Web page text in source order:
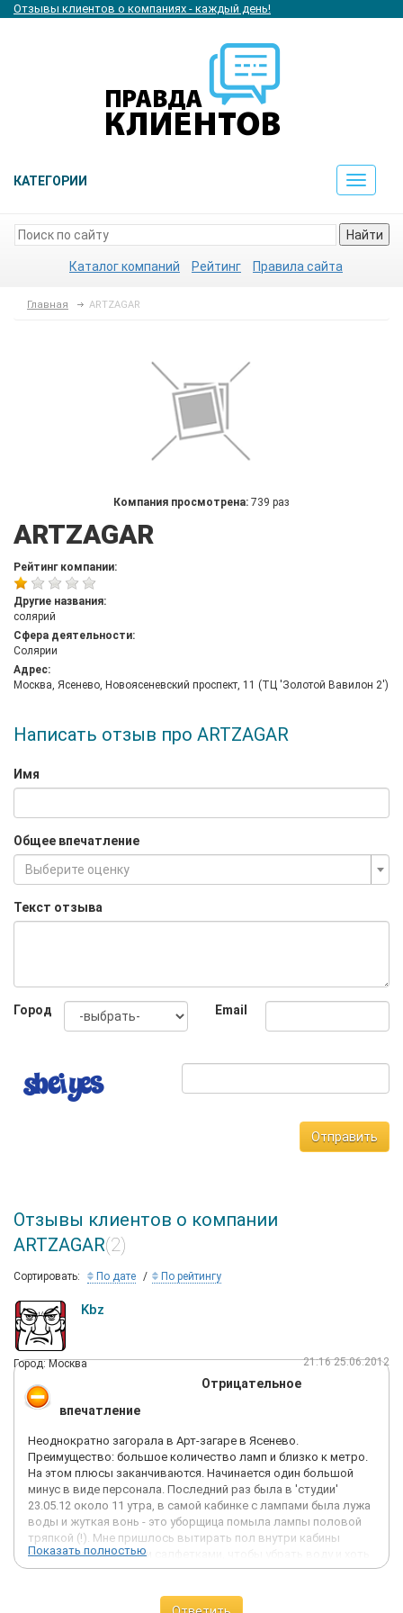
Отзывы клиентов о компаниях - каждый день!
КАТЕГОРИИ
Toggle
Найти
Каталог компаний Рейтинг Правила сайта
Главная ARTZAGAR
Компания просмотрена: 739 раз
ARTZAGAR
Рейтинг компании:
Другие названия:
солярий
Сфера деятельности:
Солярии
Адрес:
Москва, Ясенево, Новоясеневский проспект, 11 (ТЦ 'Золотой Вавилон 2')
Написать отзыв про ARTZAGAR
Имя
Общее впечатление
Выберите оценку
Текст отзыва
Город Email
Отправить
Отзывы клиентов о компании
ARTZAGAR(2)
Сортировать: По дате По рейтингу
Kbz
Город: Москва 21:16 25.06.2012
Отрицательное
впечатление
Неоднократно загорала в Арт-загаре в Ясенево.
Преимущество: большое количество ламп и близко к метро.
На этом плюсы заканчиваются. Начинается один большой
минус в виде персонала. Последний раз была в 'студии'
23.05.12 около 11 утра, в самой кабинке с лампами была лужа
воды и жуткая вонь - это уборщица помыла лампы половой
тряпкой (!). Мне пришлось вытирать пол внутри кабины
ароматизированными салфетками, чтобы убрать воду и хоть
как-то убить этот запах. Когда я все же очутилась внутри
сюрприз: девушки на ресепшене врубили музыку так, что
Показать полностью